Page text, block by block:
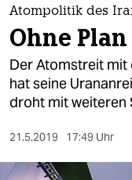
themen
politik
öko
Atompolitik des
Ohne
Der Atomstreit mit
hat seine
droht mit weiteren
21.5.2019 17:49 Uhr